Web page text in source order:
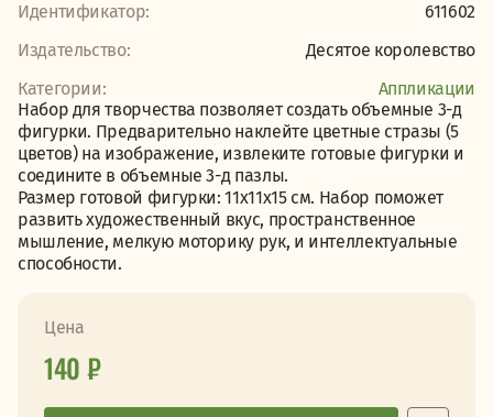
Идентификатор:
611602
Издательство:
Десятое королевство
Категории:
Аппликации
Набор для творчества позволяет создать объемные 3-д
фигурки. Предварительно наклейте цветные стразы (5
цветов) на изображение, извлеките готовые фигурки и
соедините в объемные 3-д пазлы.
Размер готовой фигурки: 11х11х15 см. Набор поможет
развить художественный вкус, пространственное
мышление, мелкую моторику рук, и интеллектуальные
способности.
Цена
140 ₽